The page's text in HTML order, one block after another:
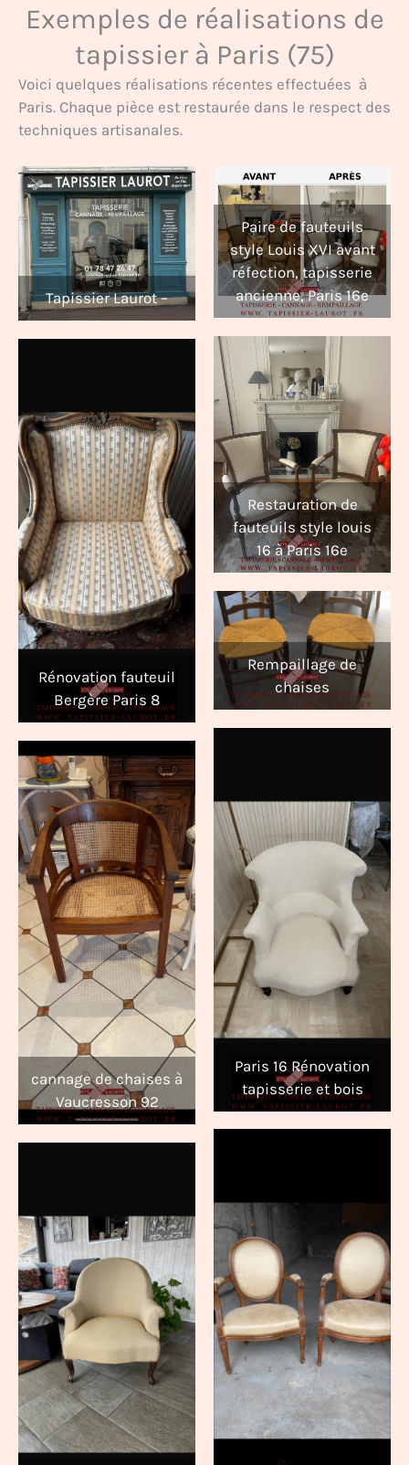
Exemples de réalisations de
tapissier à Paris (75)
Voici quelques réalisations récentes effectuées à
Paris. Chaque pièce est restaurée dans le respect des
techniques artisanales.
Tapissier Laurot –
Paire de fauteuils
style Louis XVI avant
réfection, tapisserie
ancienne, Paris 16e
Restauration de
fauteuils style louis
16 à Paris 16e
Rénovation fauteuil
Bergère Paris 8
Rempaillage de
chaises
Paris 16 Rénovation
tapisserie et bois
cannage de chaises à
Vaucresson 92